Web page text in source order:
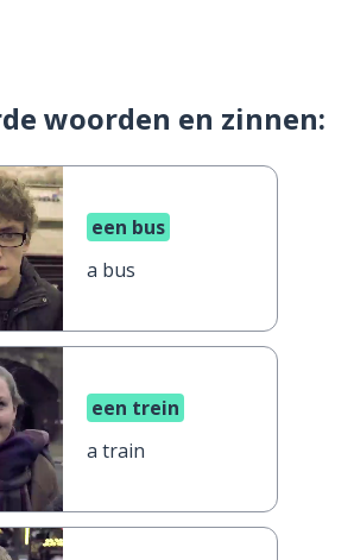
woorden en zinnen:
een bus
a bus
een trein
a train